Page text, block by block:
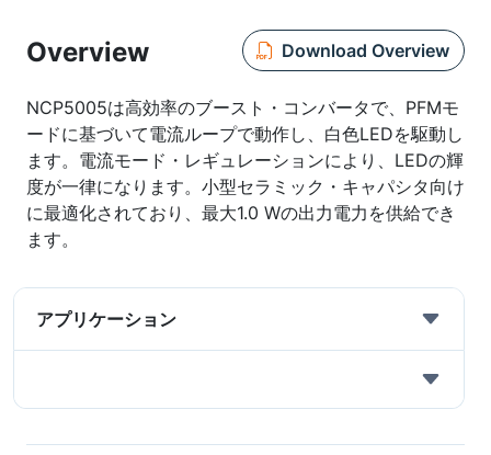
Overview Download Overview
NCP5005は高効率のブースト・コンバータで、PFMモ
ードに基づいて電流ループで動作し、白色LEDを駆動し
ます。電流モード・レギュレーションにより、LEDの輝
度が一律になります。小型セラミック・キャパシタ向け
に最適化されており、最大1.0 Wの出力電力を供給でき
ます。
アプリケーション